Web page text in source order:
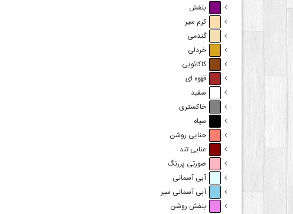
بنفش
کرم سیر
گندمی
خردلی
کاکائویی
قهوه ای
سفید
خاکستری
سیاه
حنایی روشن
عنابی تند
صورتی پررنگ
آبی آسمانی
آبی آسمانی سیر
بنفش روشن